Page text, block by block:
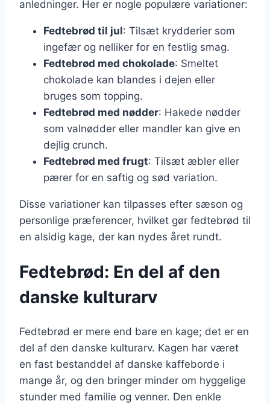
anledninger. Her er nogle populære variationer:
Fedtebrød til jul: Tilsæt krydderier som
ingefær og nelliker for en festlig smag.
Fedtebrød med chokolade: Smeltet
chokolade kan blandes i dejen eller
bruges som topping.
Fedtebrød med nødder: Hakede nødder
som valnødder eller mandler kan give en
dejlig crunch.
Fedtebrød med frugt: Tilsæt æbler eller
pærer for en saftig og sød variation.
Disse variationer kan tilpasses efter sæson og
personlige præferencer, hvilket gør fedtebrød til
en alsidig kage, der kan nydes året rundt.
Fedtebrød: En del af den
danske kulturarv
Fedtebrød er mere end bare en kage; det er en
del af den danske kulturarv. Kagen har været
en fast bestanddel af danske kaffeborde i
mange år, og den bringer minder om hyggelige
stunder med familie og venner. Den enkle